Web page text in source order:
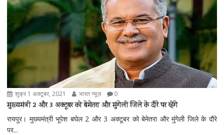
शुक्र 1 अक्टूबर, 2021 भारत न्यूज़ 0
मुख्यमंत्री 2 और 3 अक्टूबर को बेमेतरा और मुंगेली जिले के दौरे पर रहेंगे
रायपुर। मुख्यमंत्री भूपेश बघेल 2 और 3 अक्टूबर को बेमेतरा और मुंगेली जिले के दौरे
पर...